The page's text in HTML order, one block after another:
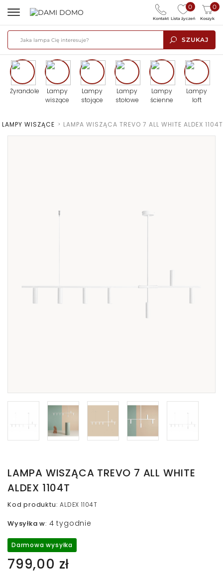
SZUKAJ
0
Lista życzeń
0
Koszyk
Kontakt
Żyrandole
Lampy
wiszące
Lampy
stojące
Lampy
stołowe
Lampy
ścienne
Lampy
loft
LAMPY WISZĄCE > LAMPA WISZĄCA TREVO 7 ALL WHITE ALDEX 1104T
LAMPA WISZĄCA TREVO 7 ALL WHITE
ALDEX 1104T
Kod produktu:ALDEX 1104T
Wysyłka w: 4 tygodnie
Darmowa wysyłka
799,00 zł